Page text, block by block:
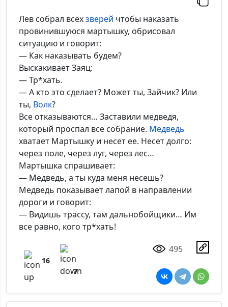
Лев собрал всехзверей чтобы наказать
провинившуюся мартышку, обрисовал
ситуацию и говорит:
— Как наказывать будем?
Выскакивает Заяц:
— Тр*хать.
— А кто это сделает? Может ты, Зайчик? Или
ты, Волк?
Все отказываются… Заставили медведя,
который проспал все собрание. Медведь
хватает Мартышку и несет ее. Несет долго:
через поле, через луг, через лес…
Мартышка спрашивает:
— Медведь, а ты куда меня несешь?
Медведь показывает лапой в направлении
дороги и говорит:
— Видишь трассу, там дальнобойщики… Им
все равно, кого тр*хать!
16
7
495